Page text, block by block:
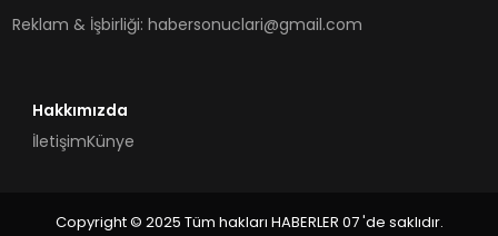
Reklam & İşbirliği:habersonuclari@gmail.com
Hakkımızda
İletişimKünye
Copyright © 2025 Tüm hakları HABERLER 07 'de saklıdır.